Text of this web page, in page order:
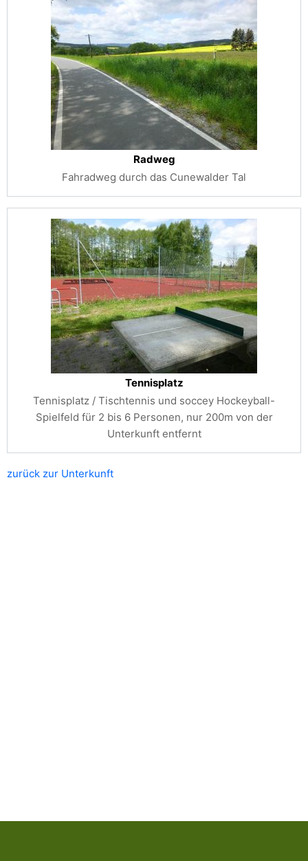
Radweg
Fahradweg durch das Cunewalder Tal
Tennisplatz
Tennisplatz / Tischtennis und soccey Hockeyball-
Spielfeld für 2 bis 6 Personen, nur 200m von der
Unterkunft entfernt
zurück zur Unterkunft